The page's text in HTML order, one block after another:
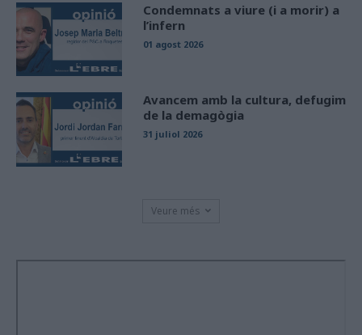
Condemnats a viure (i a morir) a
l’infern
01 agost 2026
Avancem amb la cultura, defugim
de la demagògia
31 juliol 2026
Veure més